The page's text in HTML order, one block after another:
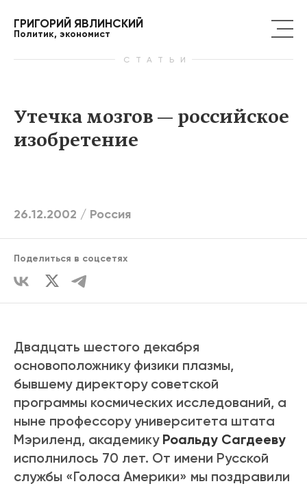
ГРИГОРИЙ ЯВЛИНСКИЙ
Политик, экономист
СТАТЬИ
Утечка мозгов — российское
изобретение
26.12.2002 / Россия
Поделиться в соцсетях
Двадцать шестого декабря
основоположнику физики плазмы,
бывшему директору советской
программы космических исследований, а
ныне профессору университета штата
Мэриленд, академику Роальду Сагдееву
исполнилось 70 лет. От имени Русской
службы «Голоса Америки» мы поздравили